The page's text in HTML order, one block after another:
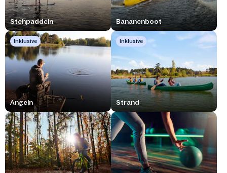
Stehpaddeln Bananenboot
Inklusive
Angeln
Inklusive
Strand